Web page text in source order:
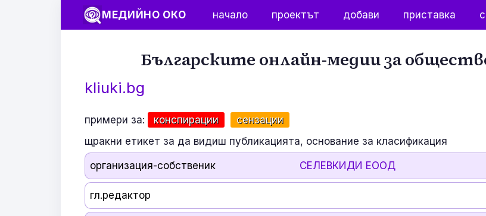
МЕДИЙНО ОКО начало проектът добави приставка
Българските онлайн-медии за
kliuki.bg
примери за: конспирации
сензации
щракни етикет за да видиш публикацията, основание за класификация
организация-собственик СЕЛЕВКИДИ ЕООД
гл.редактор